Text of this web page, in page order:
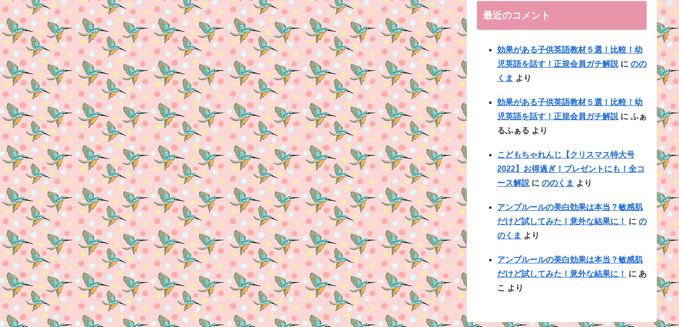
最近のコメント
効果がある子供英語教材５選！比較！幼
児英語を話す！正規会員ガチ解説に のの
くま より
効果がある子供英語教材５選！比較！幼
児英語を話す！正規会員ガチ解説に ふぁ
るふぁる より
こどもちゃれんじ【クリスマス特大号
2022】お得過ぎ！プレゼントにも！全コ
ース解説に ののくま より
アンプルールの美白効果は本当？敏感肌
だけど試してみた！意外な結果に！
に の
のくま より
アンプルールの美白効果は本当？敏感肌
だけど試してみた！意外な結果に！
に あ
こ より